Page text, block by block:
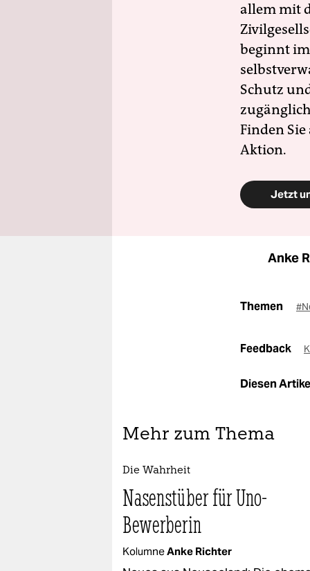
allem mit
beginnt
Schutz
Finden
Aktion.
Jetzt
Anke
Themen
Feedback
Diesen
Mehr zum Thema
Die Wahrheit
Nasenstüber für Uno-
Bewerberin
KolumneAnke Richter